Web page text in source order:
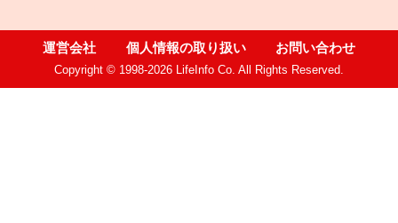
運営会社 個人情報の取り扱い お問い合わせ
Copyright © 1998-2026 LifeInfo Co. All Rights Reserved.